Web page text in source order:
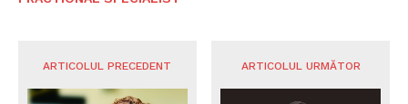
ARTICOLUL PRECEDENT ARTICOLUL URMĂTOR